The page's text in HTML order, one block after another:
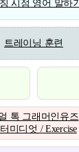
시점 영어 말하기
트레이닝 훈련
톡 그래머인유즈
미디엇 / Exercise